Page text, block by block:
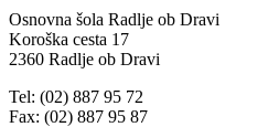
Osnovna šola Radlje ob Dravi
Koroška cesta 17
2360 Radlje ob Dravi
Tel: (02) 887 95 72
Fax: (02) 887 95 87